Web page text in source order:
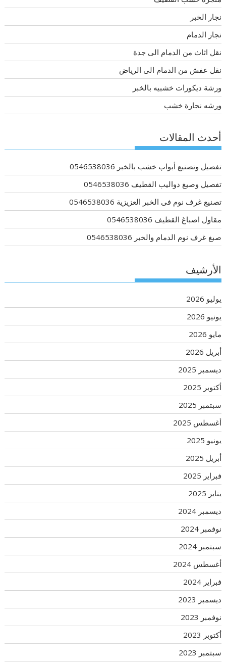
نجار الخبر
نجار الدمام
نقل اثاث من الدمام الى جدة
نقل عفش من الدمام الى الرياض
ورشة ديكورات خشبيه بالخبر
ورشه نجارة خشب
أحدث المقالات
تفصيل وتصنيع أبواب خشب بالخبر 0546538036
تفصيل وصبغ دواليب القطيف 0546538036
تصنيع غرف نوم فى الخبر العزيزية 0546538036
مقاول اصباغ القطيف 0546538036
صبغ غرف نوم الدمام والخبر 0546538036
الأرشيف
يوليو 2026
يونيو 2026
مايو 2026
أبريل 2026
ديسمبر 2025
أكتوبر 2025
سبتمبر 2025
أغسطس 2025
يونيو 2025
أبريل 2025
فبراير 2025
يناير 2025
ديسمبر 2024
نوفمبر 2024
سبتمبر 2024
أغسطس 2024
فبراير 2024
ديسمبر 2023
نوفمبر 2023
أكتوبر 2023
سبتمبر 2023